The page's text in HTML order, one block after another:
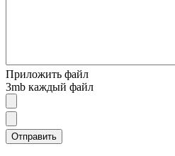
Приложить файл
3mb каждый файл